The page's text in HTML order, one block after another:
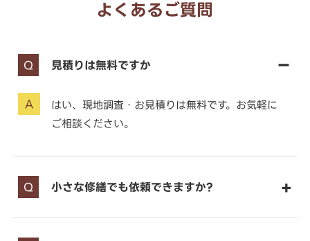
よくあるご質問
見積りは無料ですか
はい、現地調査・お見積りは無料です。お気軽に
ご相談ください。
小さな修繕でも依頼できますか?